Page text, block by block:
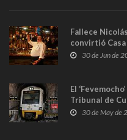
Fallece
convirtió
en Madrid
30 de Jun de
El
Tribunal de
sobrecoste de
30 de May de